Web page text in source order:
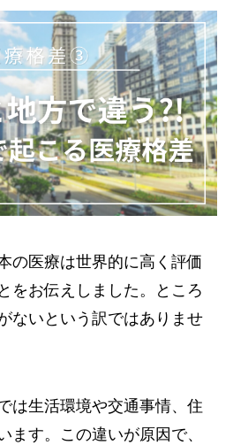
の医療は世界的に高く評価
をお伝えしました。ところ
ないという訳ではありませ
は生活環境や交通事情、住
ます。この違いが原因で、